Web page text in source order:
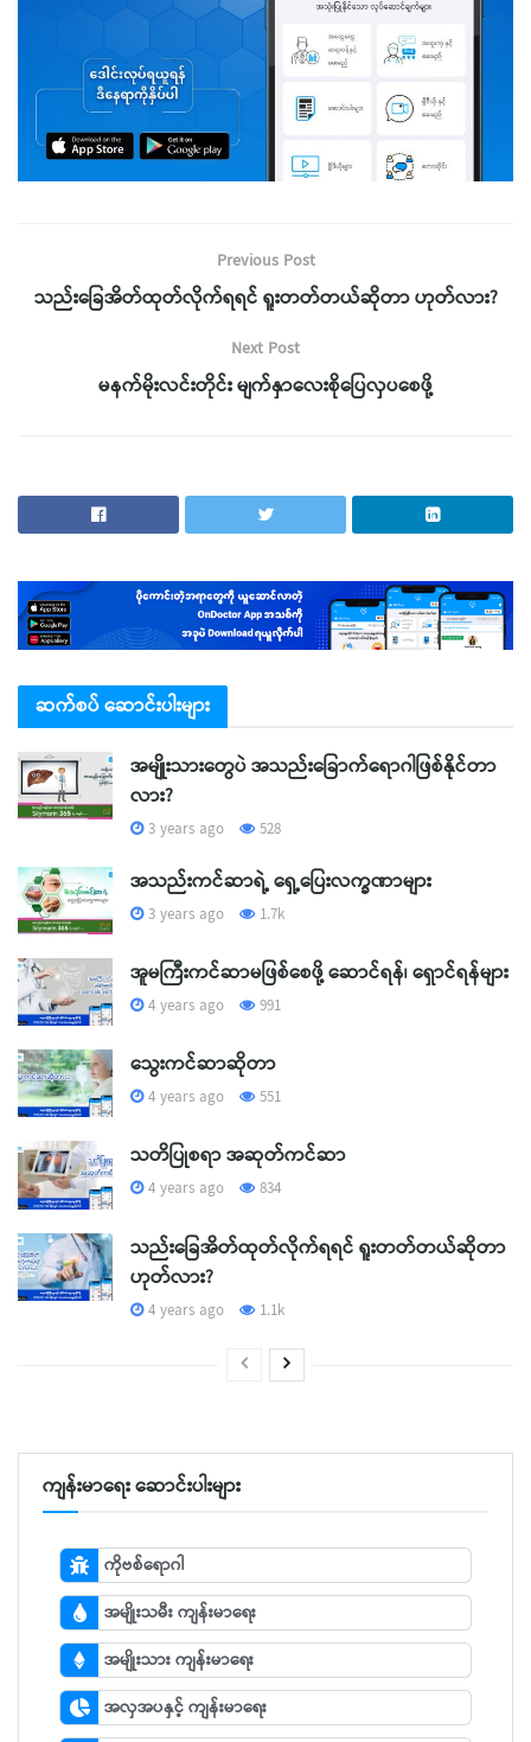
Previous Post
သည်းခြေအိတ်ထုတ်လိုက်ရရင် ရူးတတ်တယ်ဆိုတာ ဟုတ်လား?
Next Post
မနက်မိုးလင်းတိုင်း မျက်နှာလေးစိုပြေလှပစေဖို့
ဆက်စပ် ဆောင်းပါးများ
အမျိုးသားတွေပဲ အသည်းခြောက်ရောဂါဖြစ်နိုင်တာ
လား?
3 years ago 528
အသည်းကင်ဆာရဲ့ ရှေ့ပြေးလက္ခဏာများ
3 years ago 1.7k
အူမကြီးကင်ဆာမဖြစ်စေဖို့ ဆောင်ရန်၊ ရှောင်ရန်များ
4 years ago 991
သွေးကင်ဆာဆိုတာ
4 years ago 551
သတိပြုစရာ အဆုတ်ကင်ဆာ
4 years ago 834
သည်းခြေအိတ်ထုတ်လိုက်ရရင် ရူးတတ်တယ်ဆိုတာ
ဟုတ်လား?
4 years ago 1.1k
ကျန်းမာရေး ဆောင်းပါးများ
ကိုဗစ်ရောဂါ
အမျိုးသမီး ကျန်းမာရေး
အမျိုးသား ကျန်းမာရေး
အလှအပနှင့် ကျန်းမာရေး